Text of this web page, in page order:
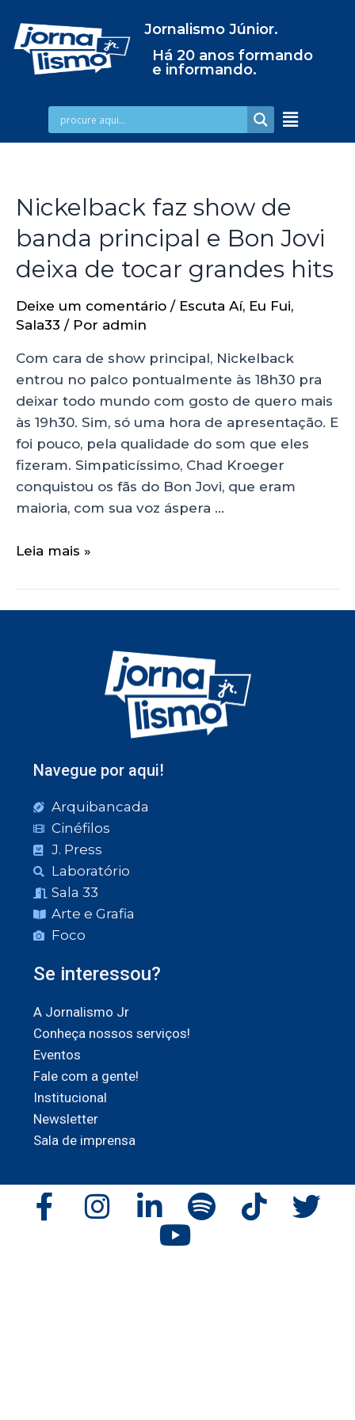
Jornalismo Júnior.
Há 20 anos formando
e informando.
Nickelback faz show de
banda principal e Bon Jovi
deixa de tocar grandes hits
Deixe um comentário / Escuta Aí, Eu Fui,
Sala33 / Por admin
Com cara de show principal, Nickelback
entrou no palco pontualmente às 18h30 pra
deixar todo mundo com gosto de quero mais
às 19h30. Sim, só uma hora de apresentação. E
foi pouco, pela qualidade do som que eles
fizeram. Simpaticíssimo, Chad Kroeger
conquistou os fãs do Bon Jovi, que eram
maioria, com sua voz áspera …
Leia mais »
Navegue por aqui!
Arquibancada
Cinéfilos
J. Press
Laboratório
Sala 33
Arte e Grafia
Foco
Se interessou?
A Jornalismo Jr
Conheça nossos serviços!
Eventos
Fale com a gente!
Institucional
Newsletter
Sala de imprensa